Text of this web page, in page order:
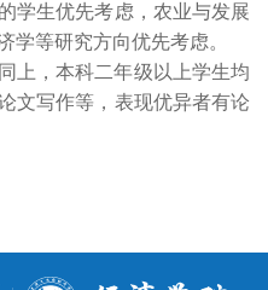
学生优先考虑，农业与发展
学等研究方向优先考虑。
上，本科二年级以上学生均
文写作等，表现优异者有论